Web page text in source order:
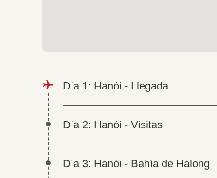
Día 1: Hanói - Llegada
Día 2: Hanói - Visitas
Día 3: Hanói - Bahía de Halong